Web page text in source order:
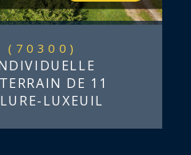
(70300)
DE 11
LUXEUIL